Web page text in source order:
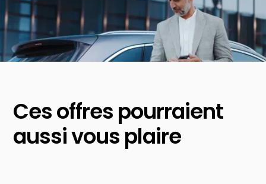
Ces offres pourraient
aussi vous plaire